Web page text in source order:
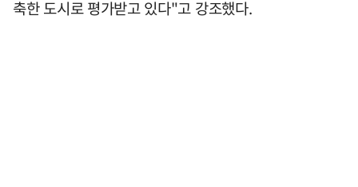
축한 도시로 평가받고 있다"고 강조했다.